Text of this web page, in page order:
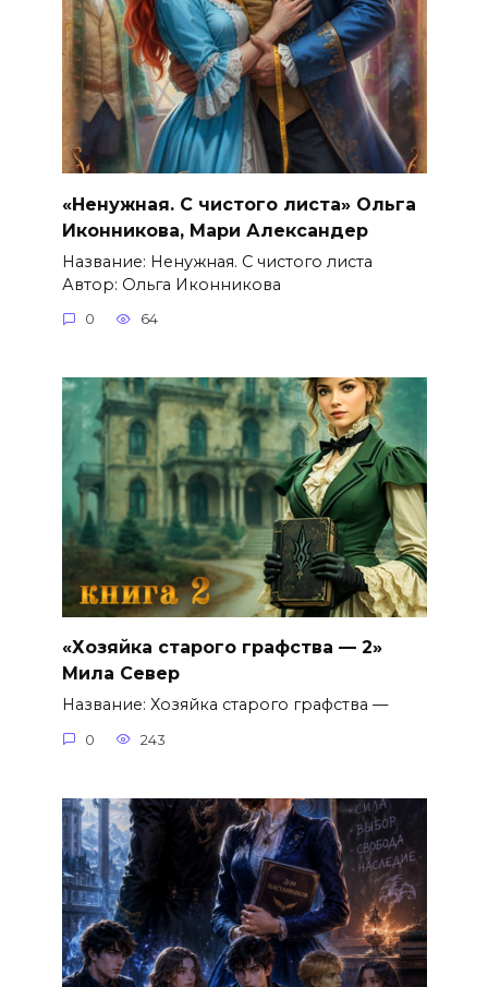
«Ненужная. С чистого листа» Ольга
Иконникова, Мари Александер
Название: Ненужная. С чистого листа
Автор: Ольга Иконникова
0 64
«Хозяйка старого графства — 2»
Мила Север
Название: Хозяйка старого графства —
0 243